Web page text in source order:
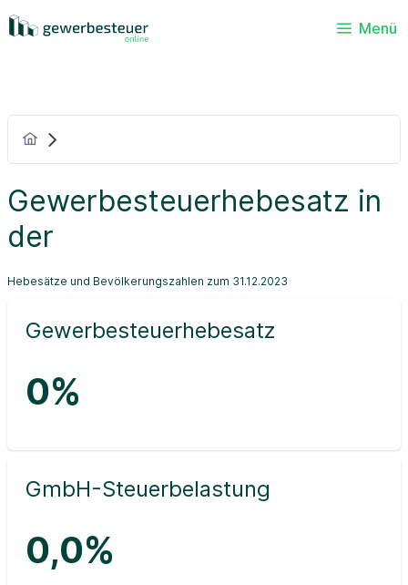
Menü
Gewerbesteuerhebesatz in
der
Hebesätze und Bevölkerungszahlen zum 31.12.2023
Gewerbesteuerhebesatz
0%
GmbH-Steuerbelastung
0,0%